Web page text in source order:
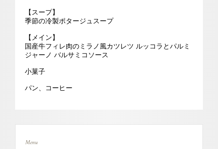
【スープ】
季節の冷製ポタージュスープ
【メイン】
国産牛フィレ肉のミラノ風カツレツ ルッコラとパルミ
ジャーノ バルサミコソース
小菓子
パン、コーヒー
Menu